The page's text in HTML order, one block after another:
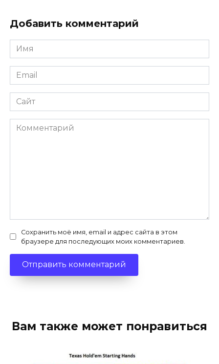
Добавить комментарий
Имя
*
Email
*
Сайт
Комментарий
Сохранить моё имя, email и адрес сайта в этом
браузере для последующих моих комментариев.
Вам также может понравиться